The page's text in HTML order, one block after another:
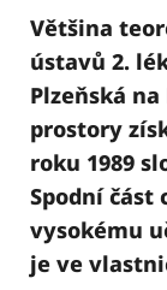
Většina
ústavů 2.
Plzeňská
prostory
roku 1989
Spodní část
vysokému
je ve